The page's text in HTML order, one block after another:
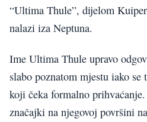
“Ultima Thule”, dijelom
nalazi iza Neptuna.
Ime Ultima Thule upravo
slabo poznatom mjestu iako
koji čeka formalno
značajki na njegovoj površini